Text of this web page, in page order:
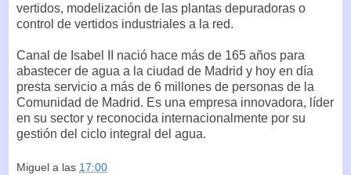
vertidos, modelización de las plantas depuradoras o
control de vertidos industriales a la red.
Canal de Isabel II nació hace más de 165 años para
abastecer de agua a la ciudad de Madrid y hoy en día
presta servicio a más de 6 millones de personas de la
Comunidad de Madrid. Es una empresa innovadora, líder
en su sector y reconocida internacionalmente por su
gestión del ciclo integral del agua.
Miguel a las 17:00